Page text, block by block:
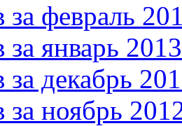
февраль
январь 2013
декабрь
ноябрь